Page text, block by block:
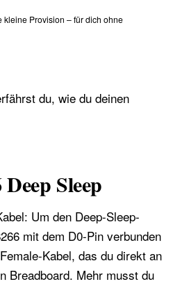
kleine Provision – für dich ohne
du, wie du deinen
Sleep
Um den Deep-Sleep-
mit dem D0-Pin verbunden
Kabel, das du direkt an
Breadboard. Mehr musst du